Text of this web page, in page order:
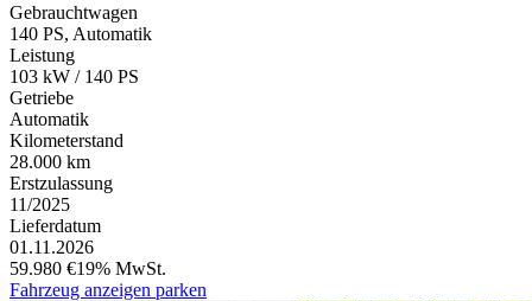
Gebrauchtwagen
140 PS, Automatik
Leistung
103 kW / 140 PS
Getriebe
Automatik
Kilometerstand
28.000 km
Erstzulassung
11/2025
Lieferdatum
01.11.2026
59.980 €19% MwSt.
Fahrzeug anzeigen parken